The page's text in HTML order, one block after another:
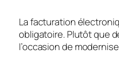
La facturation
obligatoire. Plutôt que
l’occasion de